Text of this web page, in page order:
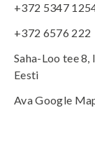
+372 5347
+372 6576 222
Saha-Loo tee
Eesti
Ava Google